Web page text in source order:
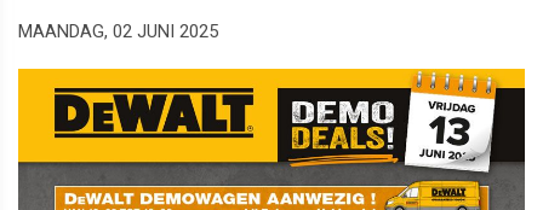
MAANDAG, 02 JUNI 2025